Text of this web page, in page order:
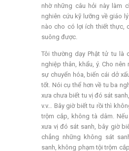
nhờ những câu hỏi này làm
nghiên cứu kỹ lưỡng về giáo
nào cho có lợi ích thiết thực,
suông được.
Tôi thường dạy Phật tử tu là
nghiệp thân, khẩu, ý. Cho
sự chuyển hóa, biến cái dở
tốt. Nói cụ thể hơn về tu ba
xưa chưa biết tu vị đó sát
v.v… Bây giờ biết tu rồi thì
trộm cắp, không tà dâm.
xưa vị đó sát sanh, bây giờ
chẳng những không sát
sanh, không phạm tội trộm